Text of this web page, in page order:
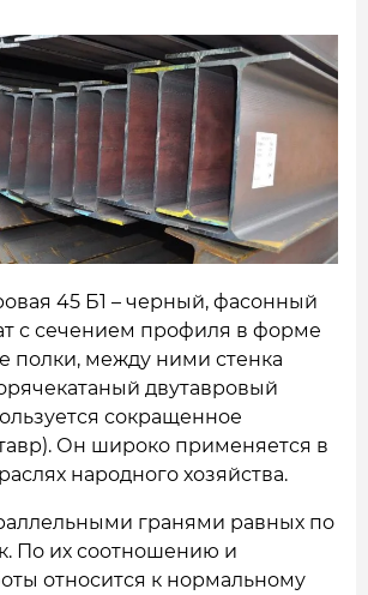
45 Б1 – черный, фасонный
с сечением профиля в форме
полки, между ними стенка
двутавровый
сокращенное
Он широко применяется в
народного хозяйства.
гранями равных по
По их соотношению и
относится к нормальному